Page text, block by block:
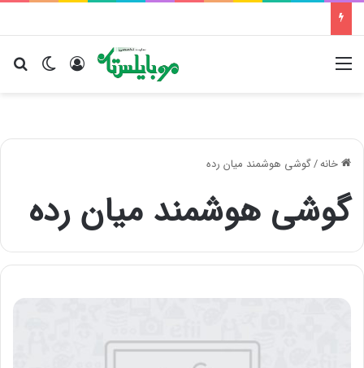
تغییر ورود
خانه/گوشی هوشمند میان رده
گوشی هوشمند میان رده